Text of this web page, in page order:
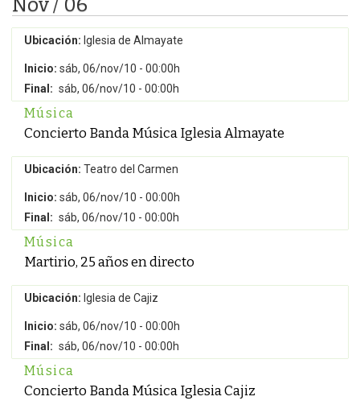
Nov / 06
Ubicación: Iglesia de Almayate
Inicio: sáb, 06/nov/10 - 00:00h
Final: sáb, 06/nov/10 - 00:00h
Música
Concierto Banda Música Iglesia Almayate
Ubicación: Teatro del Carmen
Inicio: sáb, 06/nov/10 - 00:00h
Final: sáb, 06/nov/10 - 00:00h
Música
Martirio, 25 años en directo
Ubicación: Iglesia de Cajiz
Inicio: sáb, 06/nov/10 - 00:00h
Final: sáb, 06/nov/10 - 00:00h
Música
Concierto Banda Música Iglesia Cajiz